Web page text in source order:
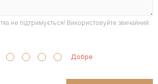
не підтримується! Використовуйте звичайний
Добре